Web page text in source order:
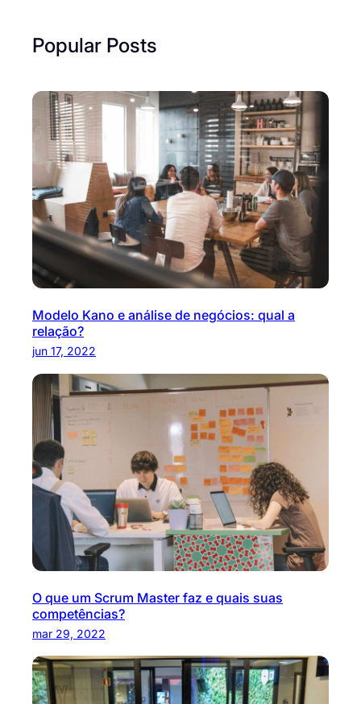
Popular Posts
Modelo Kano e análise de negócios: qual a
relação?
jun 17, 2022
O que um Scrum Master faz e quais suas
competências?
mar 29, 2022